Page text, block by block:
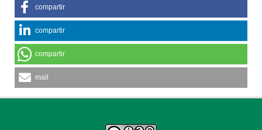
compartir
compartir
compartir
mail